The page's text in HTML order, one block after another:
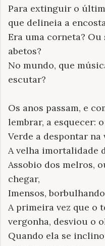
Para extinguir o
que delineia a
Era uma corneta?
abetos?
No mundo, que
escutar?
Os anos passam, e
lembrar, a esquecer:
Verde a despontar
A velha imortalidade
Assobio dos melros,
chegar,
Imensos,
A primeira vez que o
vergonha, desviou o
Quando ela se